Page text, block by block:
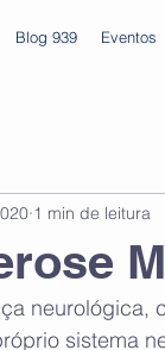
Blog 939 Eventos
1 min de leitura
neurológica,
sistema